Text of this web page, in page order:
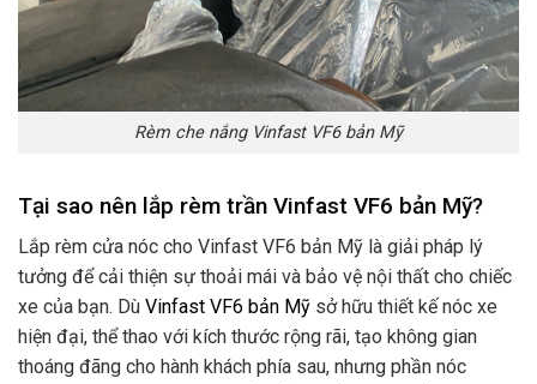
Rèm che nắng Vinfast VF6 bản Mỹ
Tại sao nên lắp rèm trần Vinfast VF6 bản Mỹ?
Lắp rèm cửa nóc cho Vinfast VF6 bản Mỹ là giải pháp lý
tưởng để cải thiện sự thoải mái và bảo vệ nội thất cho chiếc
xe của bạn. Dù Vinfast VF6 bản Mỹ sở hữu thiết kế nóc xe
hiện đại, thể thao với kích thước rộng rãi, tạo không gian
thoáng đãng cho hành khách phía sau, nhưng phần nóc